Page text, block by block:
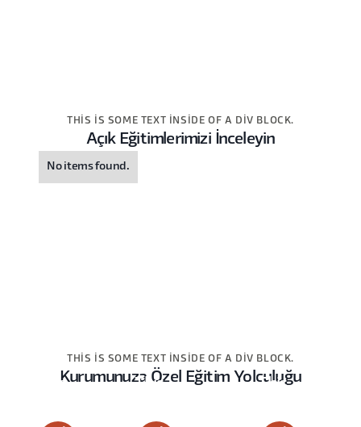
THIS IS SOME TEXT INSIDE OF A DIV BLOCK.
Açık Eğitimlerimizi İnceleyin
No items found.
THIS IS SOME TEXT INSIDE OF A DIV BLOCK.
Kurumunuza Özel Eğitim Yolculuğu
This
This
This